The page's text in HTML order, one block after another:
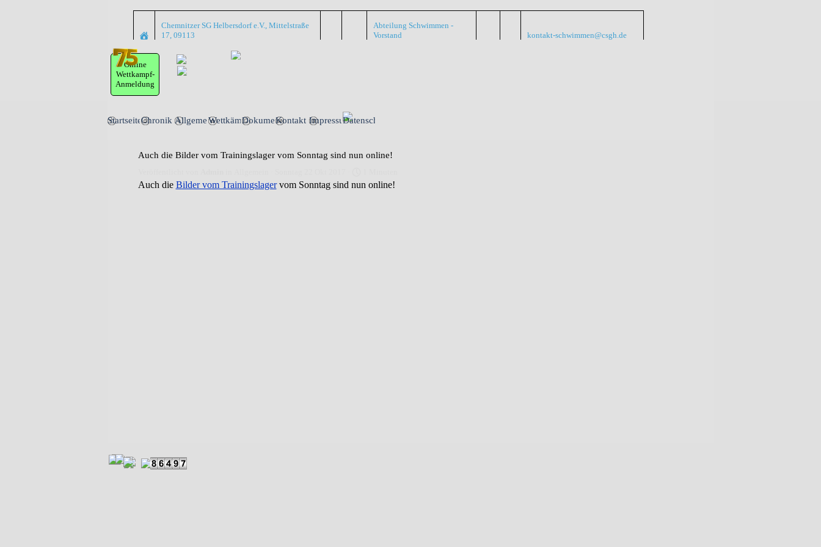
Chemnitzer SG Helbersdorf e.V., Mittelstraße
17, 09113
Abteilung Schwimmen -
Vorstand
kontakt-schwimmen@csgh.de
Online
Wettkampf-
Anmeldung
StartseiteChronik Allgemein▼
Wettkämpfe▼
DokumenteKontakt ImpressumDatenschutz
Auch die Bilder vom Trainingslager vom Sonntag sind nun online!
Auch die Bilder vom Trainingslagervom Sonntag sind nun online!